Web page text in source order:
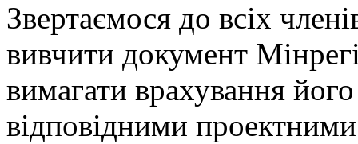
Звертаємося до всіх
вивчити документ
вимагати врахування
відповідними